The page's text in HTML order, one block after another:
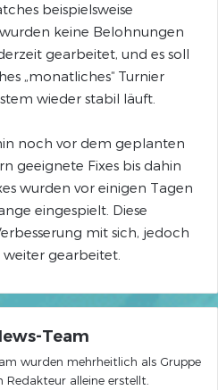
beispielsweise
keine Belohnungen
gearbeitet, und es soll
„monatliches“ Turnier
wieder stabil läuft.
noch vor dem geplanten
geeignete Fixes bis dahin
wurden vor einigen Tagen
eingespielt. Diese
mit sich, jedoch
gearbeitet.
Team
wurden mehrheitlich als Gruppe
alleine erstellt.